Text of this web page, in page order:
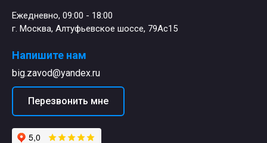
Ежедневно, 09:00 - 18:00
г. Москва, Алтуфьевское шоссе, 79Ас15
Напишите нам
big.zavod@yandex.ru
Перезвонить мне